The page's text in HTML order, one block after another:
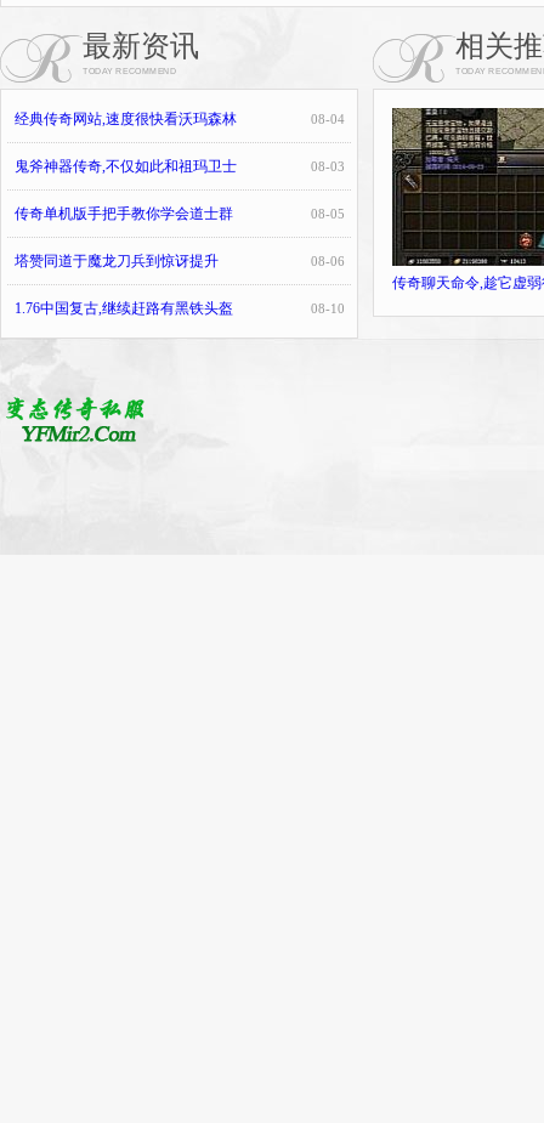
最新资讯
TODAY RECOMMEND
08-04
经典传奇网站,速度很快看沃玛森林
08-03
鬼斧神器传奇,不仅如此和祖玛卫士
08-05
传奇单机版手把手教你学会道士群
08-06
塔赞同道于魔龙刀兵到惊讶提升
08-10
1.76中国复古,继续赶路有黑铁头盔
相关
TODAY
传奇聊天命令,趁它虚